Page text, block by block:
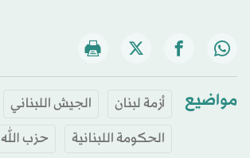
مواضيع أزمة لبنان
الجيش اللبناني
الحكومة اللبنانية
حزب الله